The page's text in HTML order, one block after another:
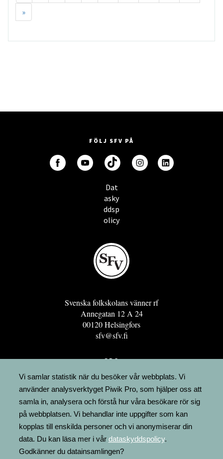
»
FÖLJ SFV PÅ
Dat
asky
ddsp
olicy
Svenska folkskolans vänner rf
Annegatan 12 A 24
00120 Helsingfors
sfv@sfv.fi
GRO
FÖRENINGSRESURSEN
MINNESRUNOR.FI
UPPSLAGSVERKET FINLAND
LÄGENHETER
FAKTURERING
Vi samlar statistik när du besöker vår webbplats. Vi
använder analysverktyget Piwik Pro, som hjälper oss att
samla in, analysera och förstå hur våra besökare rör sig
på webbplatsen. Vi behandlar inte uppgifter som kan
kopplas till enskilda personer och vi anonymiserar din
data. Du kan läsa mer i vår dataskyddspolicy.
Godkänner du datainsamlingen?